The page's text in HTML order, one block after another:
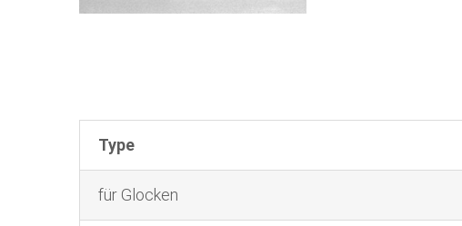
Type
für Glocken